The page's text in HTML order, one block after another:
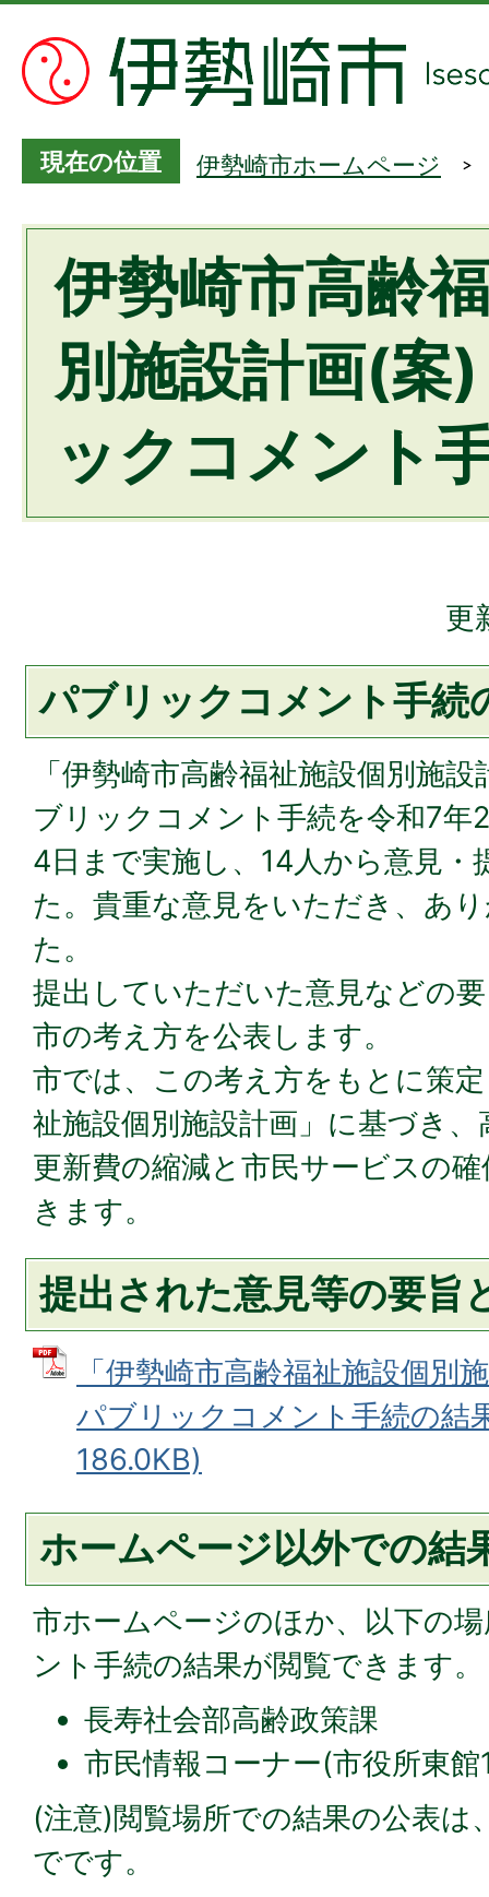
現在の位置 伊勢崎市ホームページ
伊勢崎市高齢
別施設計画(案
ックコメント
更
パブリックコメント手続
「伊勢崎市高齢福祉施設個別施
ブリックコメント手続を令和7年
4日まで実施し、14人から意見・
た。貴重な意見をいただき、あ
た。
提出していただいた意見などの
市の考え方を公表します。
市では、この考え方をもとに策
祉施設個別施設計画」に基づき
更新費の縮減と市民サービスの
きます。
提出された意見等の要旨
「伊勢崎市高齢福祉施設個別
パブリックコメント手続の結
186.0KB)
ホームページ以外での結
市ホームページのほか、以下の
ント手続の結果が閲覧できます。
長寿社会部高齢政策課
市民情報コーナー(市役所東
(注意)閲覧場所での結果の公表は
でです。